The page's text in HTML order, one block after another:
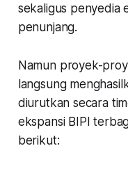
sekaligus penyedia
penunjang.
Namun proyek-
langsung
diurutkan secara
ekspansi BIPI
berikut: